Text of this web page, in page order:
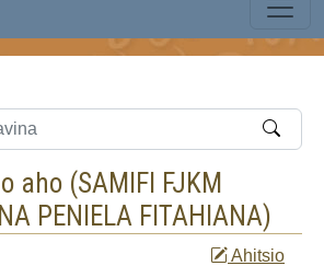
aho (SAMIFI FJKM
PENIELA FITAHIANA)
Ahitsio